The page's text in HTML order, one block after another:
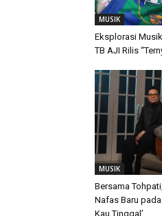
MUSIK
Eksplorasi
TB AJI Rilis
MUSIK
Bersama
Nafas Baru
Kau Tinggal’